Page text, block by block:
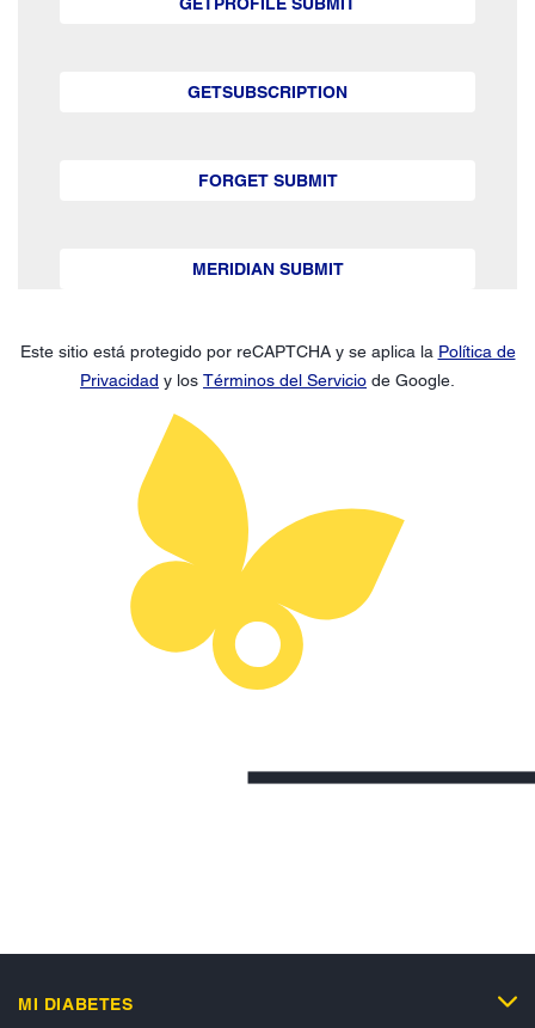
GETSUBSCRIPTION
FORGET SUBMIT
MERIDIAN SUBMIT
Este sitio está protegido por reCAPTCHA y se aplica la Política de
Privacidad y los Términos del Servicio de Google.
MI DIABETES